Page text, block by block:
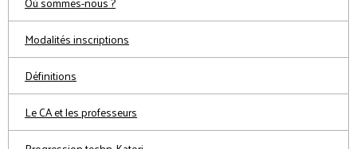
Modalités inscriptions
Définitions
Le CA et les professeurs